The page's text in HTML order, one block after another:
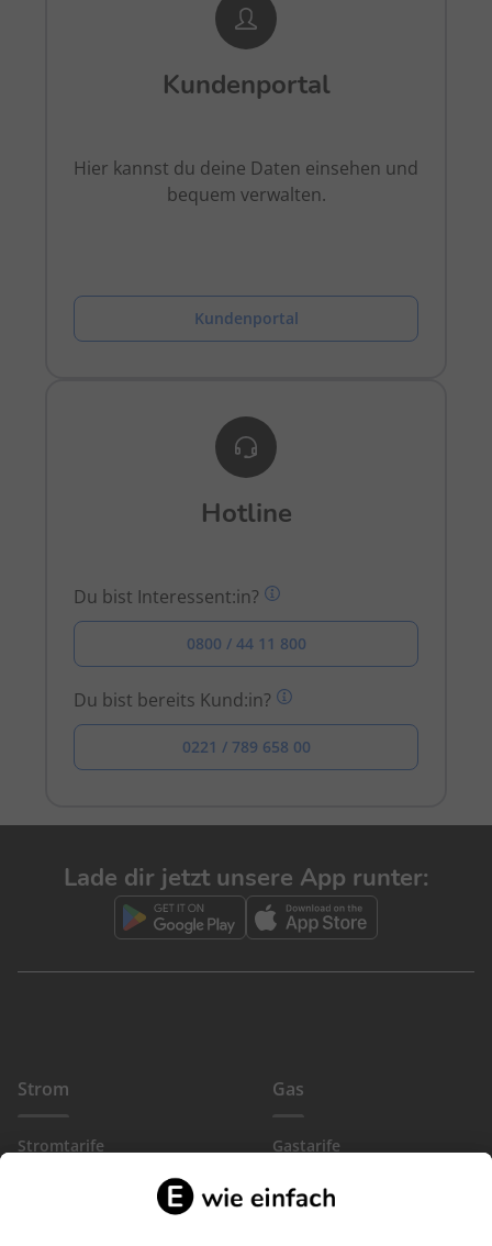
Kundenportal
Hier kannst du deine Daten einsehen und
bequem verwalten.
Kundenportal
Hotline
Du bist Interessent:in?
0800 / 44 11 800
Du bist bereits Kund:in?
0221 / 789 658 00
Lade dir jetzt unsere App runter:
Strom
Stromtarife
Gas
Gastarife
Gewerbegas